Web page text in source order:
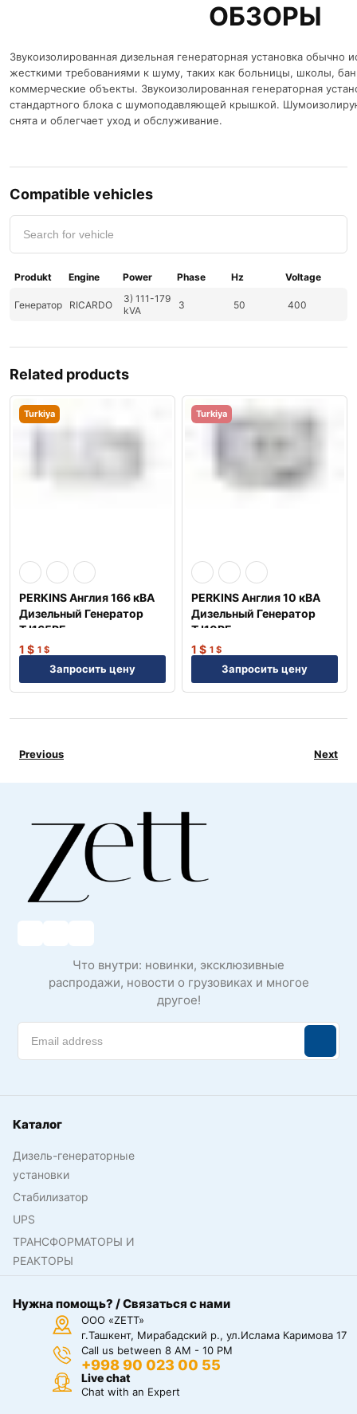
ОБЗОРЫ
Звукоизолированная дизельная генераторная установка обычно
жесткими требованиями к шуму, таких как больницы, школы,
коммерческие объекты. Звукоизолированная генераторная
стандартного блока с шумоподавляющей крышкой.
снята и облегчает уход и обслуживание.
Compatible vehicles
Produkt Engine Power Phase Hz Voltage
Генератор RICARDO
3) 111-179
kVA
3 50 400
Related products
Turkiya
PERKINS Англия 166 кВА
Дизельный Генератор
TJ165PE
1 $ 1 $
Запросить цену
Turkiya
PERKINS Англия 10 кВА
Дизельный Генератор
TJ10PE
1 $ 1 $
Запросить цену
Previous Next
Что внутри: новинки, эксклюзивные
распродажи, новости о грузовиках и многое
другое!
Каталог
Дизель-генераторные
установки
Стабилизатор
UPS
ТРАНСФОРМАТОРЫ И
РЕАКТОРЫ
Нужна помощь? / Связаться с нами
ООО «ZETT»
г.Ташкент, Мирабадский р., ул.Ислама Каримова 17
Call us between 8 AM - 10 PM
+998 90 023 00 55
Live chat
Chat with an Expert